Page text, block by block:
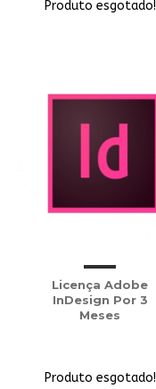
Produto esgotado!
Licença Adobe
InDesign Por 3
Meses
Produto esgotado!